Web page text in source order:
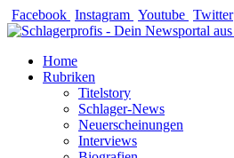
Zum
Inhalt
Facebook Instagram Youtube Twitter
Home
Rubriken
Titelstory
Schlager-News
Neuerscheinungen
Interviews